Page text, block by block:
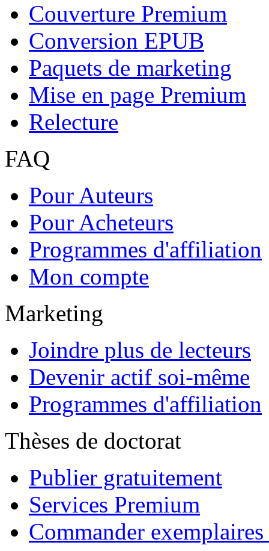
Couverture Premium
Conversion EPUB
Paquets de marketing
Mise en page Premium
Relecture
FAQ
Pour Auteurs
Pour Acheteurs
Programmes d'affiliation
Mon compte
Marketing
Joindre plus de lecteurs
Devenir actif soi-même
Programmes d'affiliation
Thèses de doctorat
Publier gratuitement
Services Premium
Commander